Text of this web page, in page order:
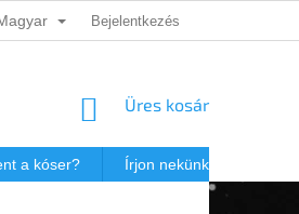
KUPONY POSTAKÖLTSÉG
Bejelentkezés
KOSÁR
Üres kosár
a kóser? Írjon nekünk